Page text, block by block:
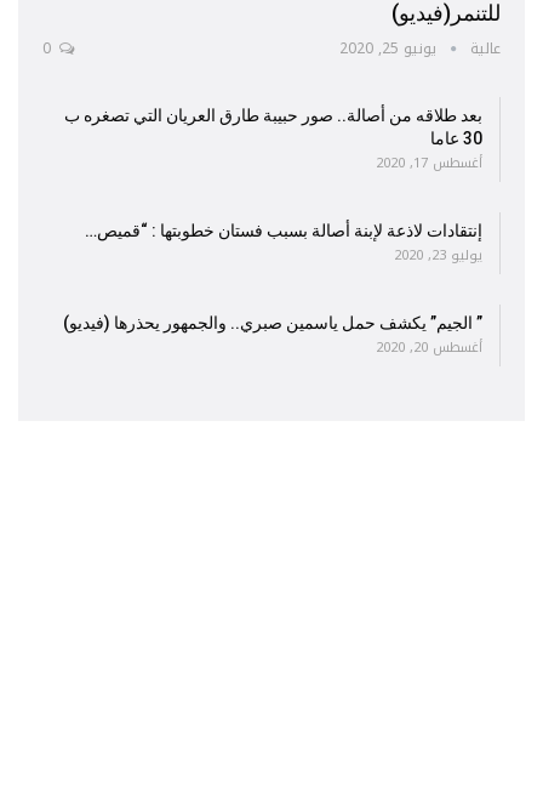
للتنمر(فيديو)
عالية يونيو 25, 2020
بعد طلاقه من أصالة.. صور حبيبة طارق العريان التي تصغره ب
30 عاما
أغسطس 17, 2020
إنتقادات لاذعة لإبنة أصالة بسبب فستان خطوبتها : “قميص…
يوليو 23, 2020
” الجيم” يكشف حمل ياسمين صبري.. والجمهور يحذرها (فيديو)
أغسطس 20, 2020